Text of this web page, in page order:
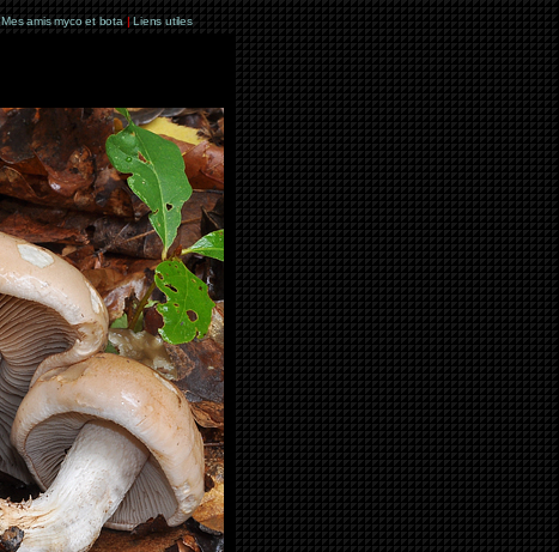
Mes amis myco et bota | Liens utiles